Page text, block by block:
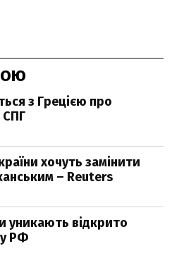
з Грецією про
СПГ
хочуть замінити
– Reuters
уникають відкрито
РФ